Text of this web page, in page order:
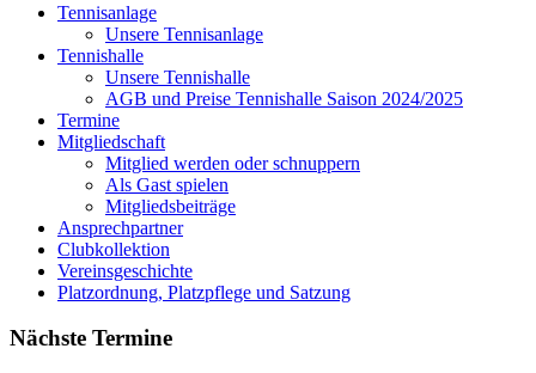
Tennisanlage
Unsere Tennisanlage
Tennishalle
Unsere Tennishalle
AGB und Preise Tennishalle Saison 2024/2025
Termine
Mitgliedschaft
Mitglied werden oder schnuppern
Als Gast spielen
Mitgliedsbeiträge
Ansprechpartner
Clubkollektion
Vereinsgeschichte
Platzordnung, Platzpflege und Satzung
Nächste Termine